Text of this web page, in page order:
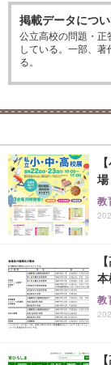
掲載データにつ
公立高校の問題・正
している。一部、
る。
場
教
本
教